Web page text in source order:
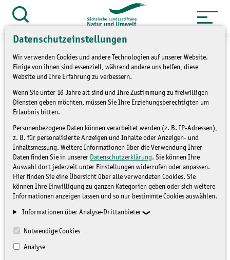
Datenschutzeinstellungen
Wir verwenden Cookies und andere Technologien auf unserer Website.
Einige von ihnen sind essenziell, während andere uns helfen, diese
Website und Ihre Erfahrung zu verbessern.
Wenn Sie unter 16 Jahre alt sind und Ihre Zustimmung zu freiwilligen
Diensten geben möchten, müssen Sie Ihre Erziehungsberechtigten um
Erlaubnis bitten.
Personenbezogene Daten können verarbeitet werden (z. B. IP-Adressen),
z. B. für personalisierte Anzeigen und Inhalte oder Anzeigen- und
Inhaltsmessung. Weitere Informationen über die Verwendung Ihrer
Daten finden Sie in unserer Datenschutzerklärung. Sie können Ihre
Auswahl dort jederzeit unter Einstellungen widerrufen oder anpassen.
Hier finden Sie eine Übersicht über alle verwendeten Cookies. Sie
können Ihre Einwilligung zu ganzen Kategorien geben oder sich weitere
Informationen anzeigen lassen und so nur bestimmte Cookies auswählen.
Informationen über Analyse-Drittanbieter
Notwendige Cookies
Analyse
Zum
Inhalt
springen
öffnen
Service » Presse und Medien
» Pressemitteilungen
Freie Stellen ab sofort zu
bestzen
PRESSEMITTEILUNGEN